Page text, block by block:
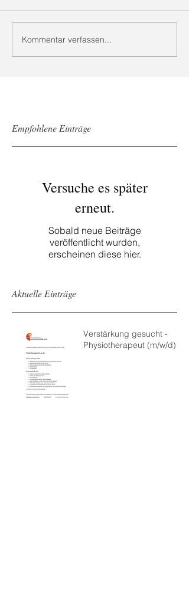
Kommentar verfassen...
Empfohlene Einträge
Versuche es später
erneut.
Sobald neue Beiträge
veröffentlicht wurden,
erscheinen diese hier.
Aktuelle Einträge
Verstärkung gesucht -
Physiotherapeut (m/w/d)